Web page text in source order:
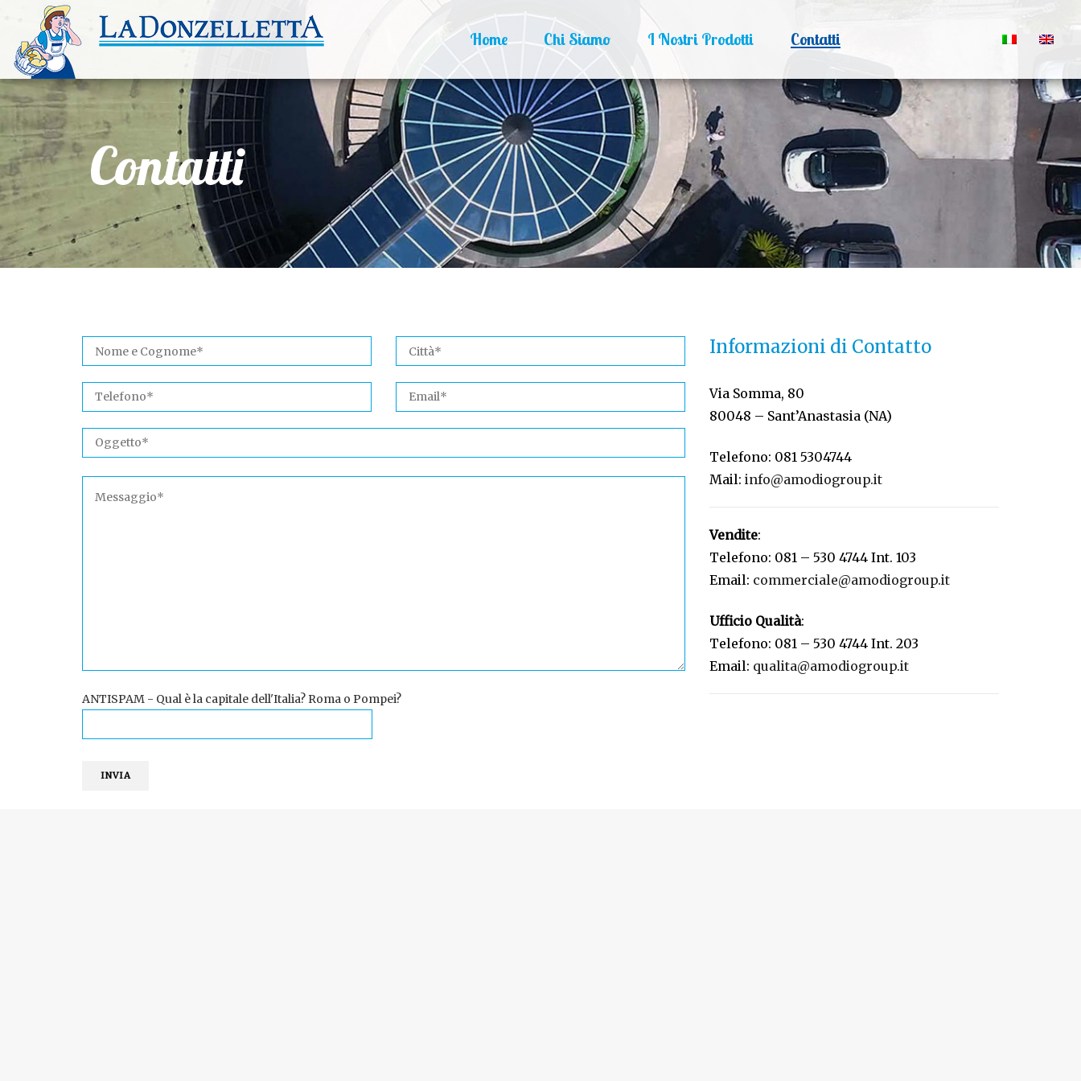
Home Chi Siamo I Nostri Prodotti Contatti
Contatti
ANTISPAM - Qual è la capitale dell'Italia? Roma o Pompei?
Informazioni di Contatto
Via Somma, 80
80048 – Sant’Anastasia (NA)
Telefono: 081 5304744
Mail: info@amodiogroup.it
Vendite:
Telefono: 081 – 530 4744 Int. 103
Email: commerciale@amodiogroup.it
Ufficio Qualità:
Telefono: 081 – 530 4744 Int. 203
Email: qualita@amodiogroup.it